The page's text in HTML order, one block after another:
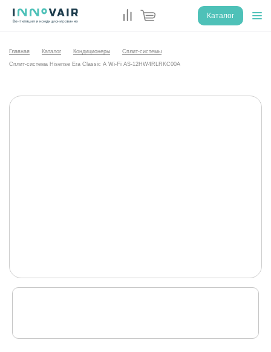
Каталог
Главная Каталог Кондиционеры Сплит-системы
Сплит-система Hisense Era Classic A Wi-Fi AS-12HW4RLRKC00A